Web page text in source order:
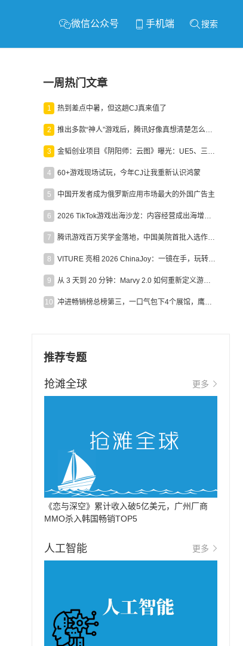
微信公众号 手机端 搜索
一周热门文章
1 热到差点中暑，但这趟CJ真来值了
2 推出多款“神人”游戏后，腾讯好像真想清楚怎么做二次元了
3 金韬创业项目《阴阳师：云图》曝光：UE5、三端互通、ARPG
4 60+游戏现场试玩，今年CJ让我重新认识鸿蒙
5 中国开发者成为俄罗斯应用市场最大的外国广告主
6 2026 TikTok游戏出海沙龙：内容经营成出海增长新引擎
7 腾讯游戏百万奖学金落地，中国美院首批入选作品获业内关注
8 VITURE 亮相 2026 ChinaJoy：一镜在手，玩转全场！
9 从 3 天到 20 分钟：Marvy 2.0 如何重新定义游戏出海营销效率？
10 冲进畅销榜总榜第三，一口气包下4个展馆，鹰角把嘉年华做爆了
推荐专题
抢滩全球 更多
《恋与深空》累计收入破5亿美元，广州厂商
MMO杀入韩国畅销TOP5
人工智能 更多